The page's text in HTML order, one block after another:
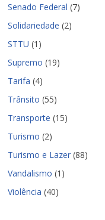
Senado Federal (7)
Solidariedade (2)
STTU (1)
Supremo (19)
Tarifa (4)
Trânsito (55)
Transporte (15)
Turismo (2)
Turismo e Lazer (88)
Vandalismo (1)
Violência (40)